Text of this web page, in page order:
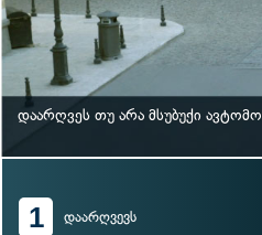
დაარღვეს თუ არა მსუბუქი
1 დაარღვევს